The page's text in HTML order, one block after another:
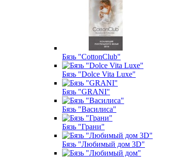
Бязь "CottonClub"
Бязь "Dolce Vita Luxe"
Бязь "GRANI"
Бязь "Василиса"
Бязь "Грани"
Бязь "Любимый дом 3D"